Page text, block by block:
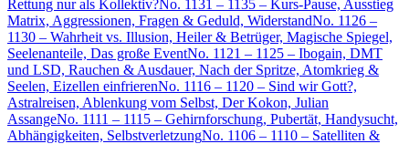
Rettung nur als Kollektiv?No. 1131 – 1135 – Kurs-Pause, Ausstieg
Matrix, Aggressionen, Fragen & Geduld, WiderstandNo. 1126 –
1130 – Wahrheit vs. Illusion, Heiler & Betrüger, Magische Spiegel,
Seelenanteile, Das große EventNo. 1121 – 1125 – Ibogain, DMT
und LSD, Rauchen & Ausdauer, Nach der Spritze, Atomkrieg &
Seelen, Eizellen einfrierenNo. 1116 – 1120 – Sind wir Gott?,
Astralreisen, Ablenkung vom Selbst, Der Kokon, Julian
AssangeNo. 1111 – 1115 – Gehirnforschung, Pubertät, Handysucht,
Abhängigkeiten, SelbstverletzungNo. 1106 – 1110 – Satelliten &